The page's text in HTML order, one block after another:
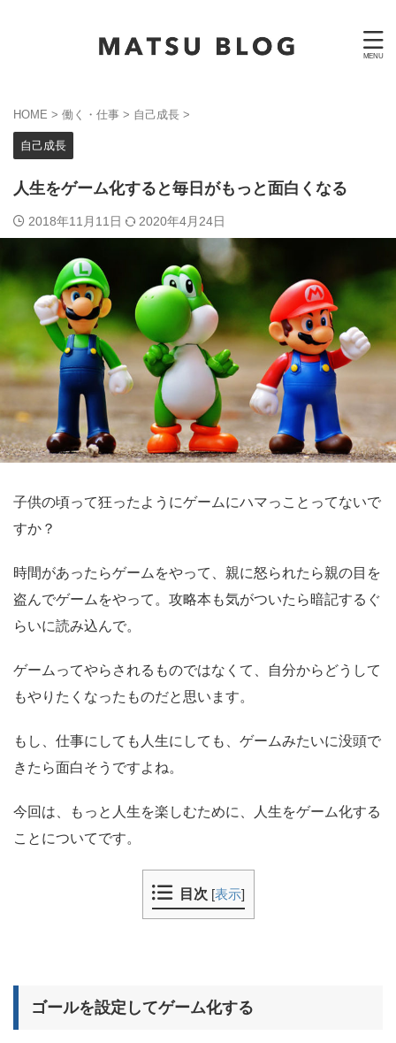
HOME > 働く・仕事 > 自己成長 >
自己成長
人生をゲーム化すると毎日がもっと面白くなる
2018年11月11日 2020年4月24日
子供の頃って狂ったようにゲームにハマっことってないで
すか？
時間があったらゲームをやって、親に怒られたら親の目を
盗んでゲームをやって。攻略本も気がついたら暗記するぐ
らいに読み込んで。
ゲームってやらされるものではなくて、自分からどうして
もやりたくなったものだと思います。
もし、仕事にしても人生にしても、ゲームみたいに没頭で
きたら面白そうですよね。
今回は、もっと人生を楽しむために、人生をゲーム化する
ことについてです。
目次 [表示]
ゴールを設定してゲーム化する